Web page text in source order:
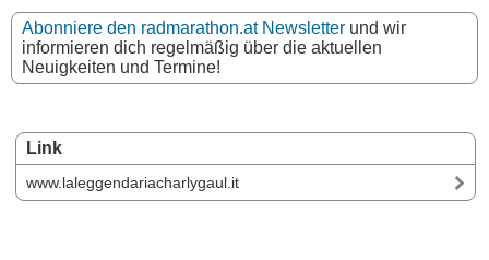
Link
www.laleggendariacharlygaul.it
Abonniere den radmarathon.at Newsletter und wir
informieren dich regelmäßig über die aktuellen
Neuigkeiten und Termine!